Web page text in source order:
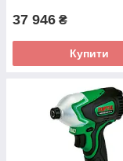
37 946 ₴
Купити